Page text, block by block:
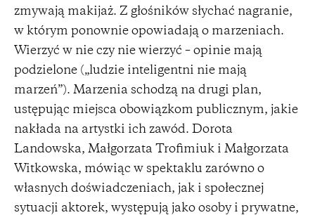
zmywają makijaż. Z głośników słychać nagranie,
w którym ponownie opowiadają o marzeniach.
Wierzyć w nie czy nie wierzyć – opinie mają
podzielone („ludzie inteligentni nie mają
marzeń”). Marzenia schodzą na drugi plan,
ustępując miejsca obowiązkom publicznym, jakie
nakłada na artystki ich zawód. Dorota
Landowska, Małgorzata Trofimiuk i Małgorzata
Witkowska, mówiąc w spektaklu zarówno o
własnych doświadczeniach, jak i społecznej
sytuacji aktorek, występują jako osoby i prywatne,